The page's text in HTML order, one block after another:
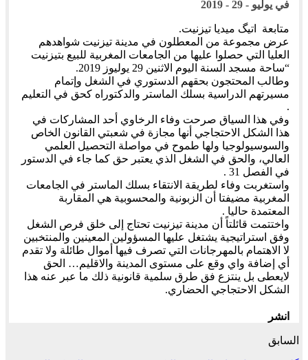
في يوليو - 29 - 2019
متابعة اتيگ ميديا تيزنيت.
عرض مجموعة من المعطلون في مدينة تيزنيت شواهدهم
العليا التي حصلوا عليها من الجامعات المغربية للبيع بتيزنيت
“ساحة مسجد السنة اليوم الاثنين 29 يوليوز 2019.
وطالب المحتجون بحقهم الدستوري في الشغل وإتمام
مسيرتهم الدراسية بسلك الماستر والدكتوراه كحق في التعليم
.
وفي هذا السياق صرحت وفاء الرخاوي أحد المشاركات في
هذا الشكل الاحتجاجي أنها مجازة في شعبتي القانون الخاص
والسوسيولوجيا ولها طموح في مواصلة التحصيل العلمي
العالي، والحق في الشغل الذي يعتبر حق كما جاء في الدستور
في الفصل 31 .
واستغربت وفاء لطريقة الانتقاء بسلك الماستر في الجامعات
المغربية مضيفتا أن الزبونية والمحسوبية هي المقاربة
المعتمدة حاليا .
واختتمت قائلتاً أن مدينة تيزنيت تحتاج إلى خلق فرص الشغل
وفق استراتيجية يشتغل عليها المسؤولين المعينين والمنتخبين
لا الاهتمام بالمهرجانات التي تصرف فيها أموال طائلة ولا تقدم
أي إضافة واي وقع على مستوى المدينة والاقليم… الحق
لايعطى بل ينتزع فق طرق سلمية قانونية ذلك ما عبر عنه هذا
الشكل الاحتجاجي الحضاري.
انشر
السابق